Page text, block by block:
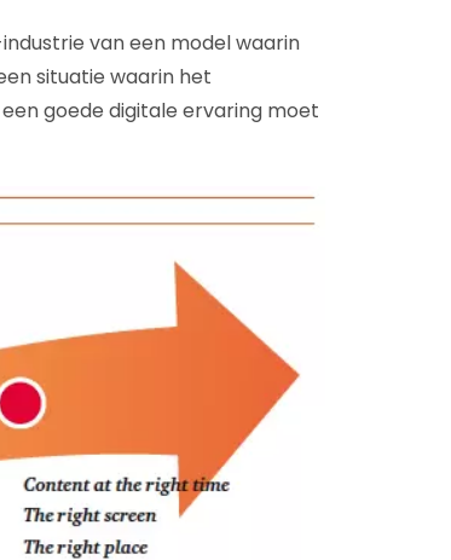
van een model waarin
situatie waarin het
goede digitale ervaring moet